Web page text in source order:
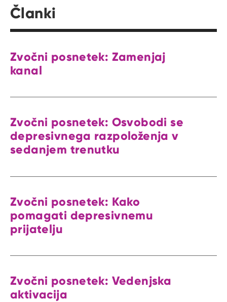
Članki
Zvočni posnetek: Zamenjaj
kanal
Zvočni posnetek: Osvobodi se
depresivnega razpoloženja v
sedanjem trenutku
Zvočni posnetek: Kako
pomagati depresivnemu
prijatelju
Zvočni posnetek: Vedenjska
aktivacija